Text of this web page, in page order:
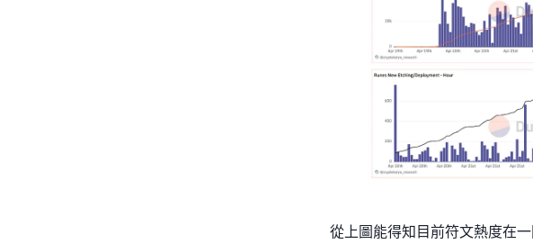
從上圖能得知目前符文熱度在